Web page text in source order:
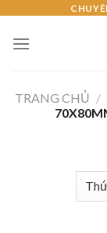
content
TRANG CHỦ /